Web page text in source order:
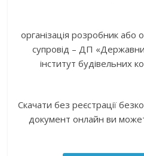
організація розробник або
супровід – ДП
інститут будівельних
Скачати без реєстрації
документ онлайн ви